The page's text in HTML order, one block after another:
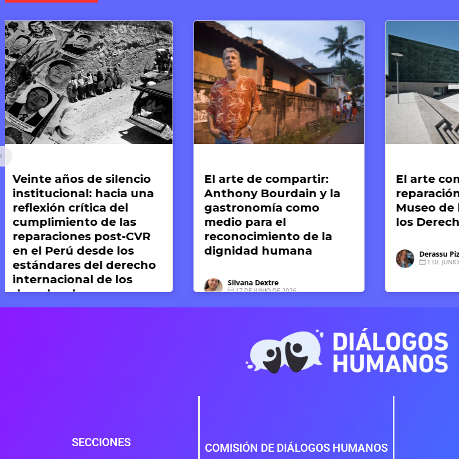
El arte de compartir:
Anthony Bourdain y la
gastronomía como
medio para el
reconocimiento de la
dignidad humana
Silvana Dextre
17 DE JUNIO DE 2026
El arte como memoria y
reparación: el caso del
Museo de la Memoria y
los Derechos Humanos
Derassu Pizarro Ponce
El fin
Guerra
15
SECCIONES
COMISIÓN DE DIÁLOGOS HUMANOS